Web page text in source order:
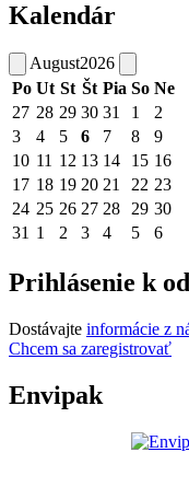
Kalendár
August2026
Po Ut St Št Pia So Ne
27 28 29 30 31 1
2
3
4 5 6 7 8
9
10 11 12 13 14 15 16
17 18 19 20 21 22 23
24 25 26 27 28 29 30
31 1 2 3 4 5 6
Prihlásenie k
Dostávajte informácie z
Chcem sa zaregistrovať
Envipak